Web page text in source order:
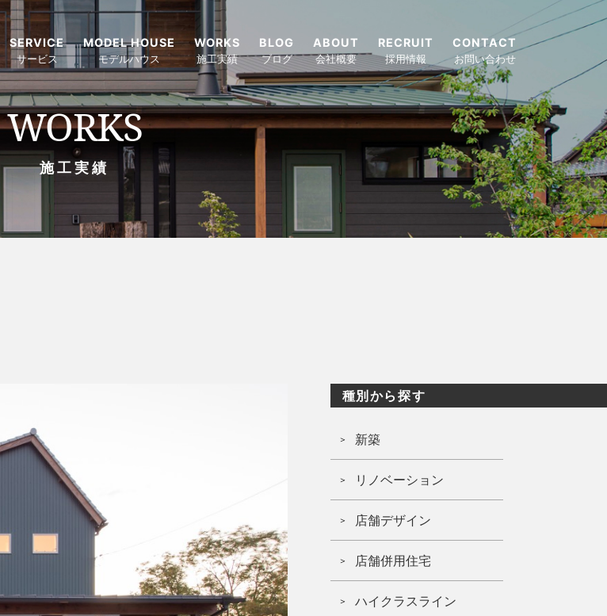
SERVICE
サービス
MODEL HOUSE
モデルハウス
WORKS
施工実績
BLOG
ブログ
ABOUT
会社概要
RECRUIT
採用情報
CONTACT
お問い合わせ
WORKS
施工実績
種別から探す
新築
リノベーション
店舗デザイン
店舗併用住宅
ハイクラスライン